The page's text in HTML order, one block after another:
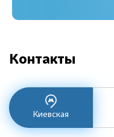
Контакты
Киевская